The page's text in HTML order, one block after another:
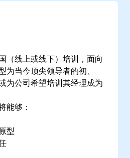
（线上或线下）培训，面向
为当今顶尖领导者的初、
为公司希望培训其经理成为
能够：
型